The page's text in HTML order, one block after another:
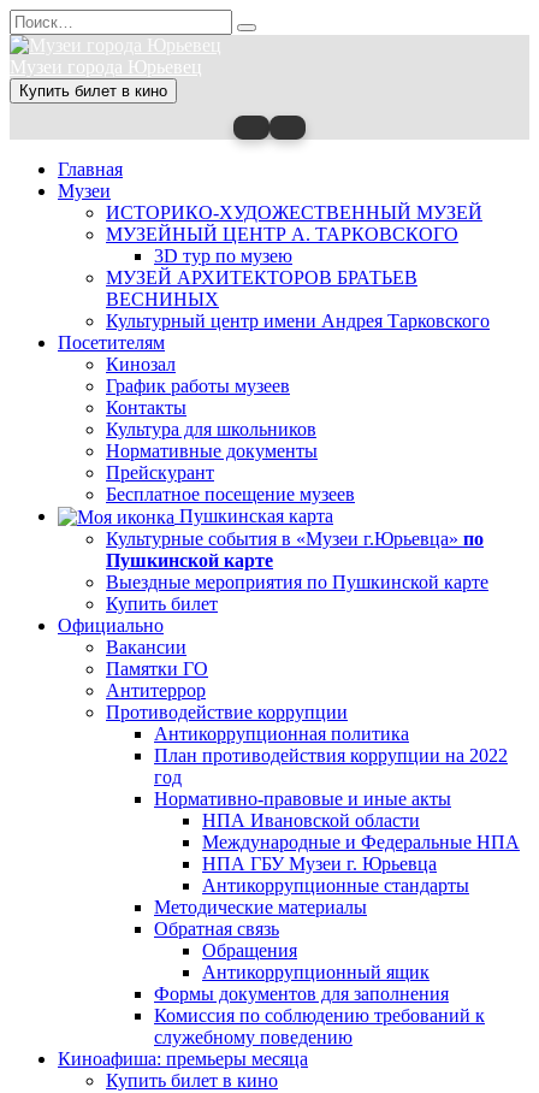
Перейти
к
содержанию
Search
for:
Музеи города Юрьевец
Купить билет в кино
Главная
Музеи
ИСТОРИКО-ХУДОЖЕСТВЕННЫЙ МУЗЕЙ
МУЗЕЙНЫЙ ЦЕНТР А. ТАРКОВСКОГО
3D тур по музею
МУЗЕЙ АРХИТЕКТОРОВ БРАТЬЕВ
ВЕСНИНЫХ
Культурный центр имени Андрея Тарковского
Посетителям
Кинозал
График работы музеев
Контакты
Культура для школьников
Нормативные документы
Прейскурант
Бесплатное посещение музеев
Пушкинская карта
Культурные события в «Музеи г.Юрьевца» по
Пушкинской карте
Выездные мероприятия по Пушкинской карте
Купить билет
Официально
Вакансии
Памятки ГО
Антитеррор
Противодействие коррупции
Антикоррупционная политика
План противодействия коррупции на 2022
год
Нормативно-правовые и иные акты
НПА Ивановской области
Международные и Федеральные НПА
НПА ГБУ Музеи г. Юрьевца
Антикоррупционные стандарты
Методические материалы
Обратная связь
Обращения
Антикоррупционный ящик
Формы документов для заполнения
Комиссия по соблюдению требований к
служебному поведению
Киноафиша: премьеры месяца
Купить билет в кино